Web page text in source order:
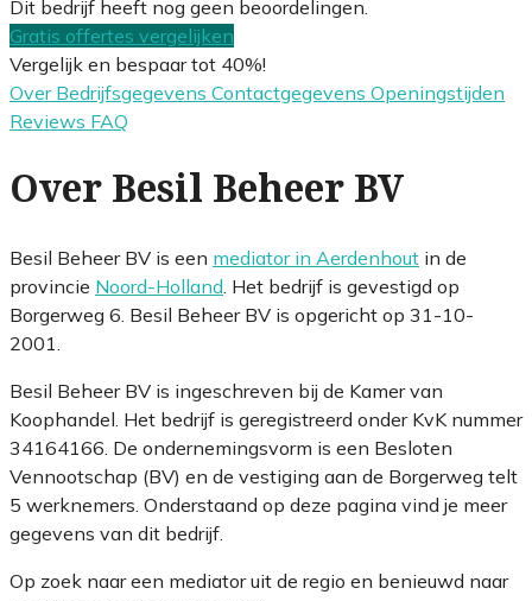
Dit bedrijf heeft nog geen beoordelingen.
Gratis offertes vergelijken
Vergelijk en bespaar tot 40%!
Over Bedrijfsgegevens Contactgegevens Openingstijden
Reviews FAQ
Over Besil Beheer BV
Besil Beheer BV is een mediator in Aerdenhout in de
provincie Noord-Holland . Het bedrijf is gevestigd op
Borgerweg 6. Besil Beheer BV is opgericht op 31-10-
2001.
Besil Beheer BV is ingeschreven bij de Kamer van
Koophandel. Het bedrijf is geregistreerd onder KvK nummer
34164166. De ondernemingsvorm is een Besloten
Vennootschap (BV) en de vestiging aan de Borgerweg telt
5 werknemers. Onderstaand op deze pagina vind je meer
gegevens van dit bedrijf.
Op zoek naar een mediator uit de regio en benieuwd naar